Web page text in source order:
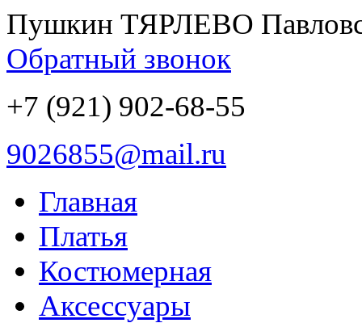
Пушкин ТЯРЛЕВО
Обратный звонок
+7 (921) 902-68-55
9026855@mail.ru
Главная
Платья
Костюмерная
Аксессуары